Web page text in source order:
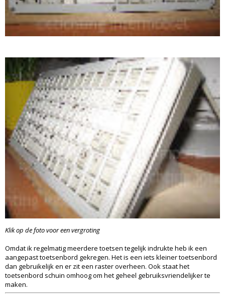
Klik op de foto voor een vergroting
Omdat ik regelmatig meerdere toetsen tegelijk indrukte heb ik een
aangepast toetsenbord gekregen. Het is een iets kleiner toetsenbord
dan gebruikelijk en er zit een raster overheen. Ook staat het
toetsenbord schuin omhoog om het geheel gebruiksvriendelijker te
maken.